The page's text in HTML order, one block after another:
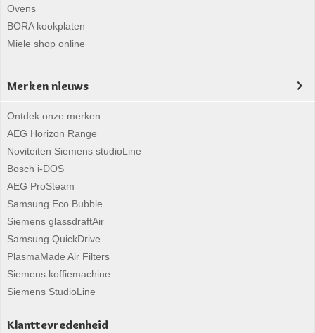
Ovens
BORA kookplaten
Miele shop online
Merken nieuws
Ontdek onze merken
AEG Horizon Range
Noviteiten Siemens studioLine
Bosch i-DOS
AEG ProSteam
Samsung Eco Bubble
Siemens glassdraftAir
Samsung QuickDrive
PlasmaMade Air Filters
Siemens koffiemachine
Siemens StudioLine
Klanttevredenheid